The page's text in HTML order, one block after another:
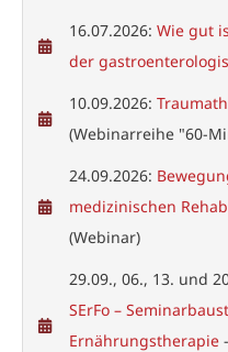
16.07.2026: Wie gut
der
10.09.2026:
(Webinarreihe "60-
24.09.2026:
medizinischen
(Webinar)
29.09., 06., 13. und
SErFo –
Ernährungstherapie